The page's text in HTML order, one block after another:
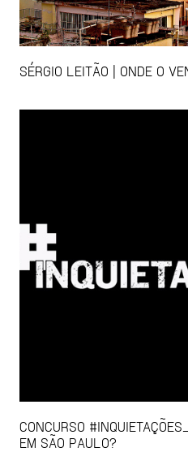
SÉRGIO LEITÃO | ONDE O
CONCURSO
EM SÃO PAULO?